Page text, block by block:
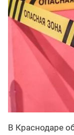
В Краснодаре